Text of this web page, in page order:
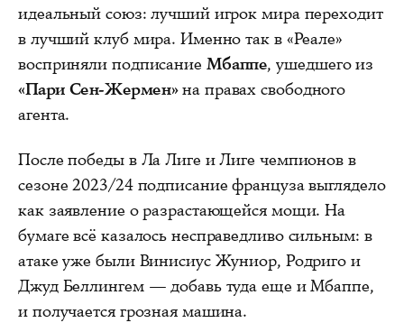
идеальный союз: лучший игрок мира переходит
в лучший клуб мира. Именно так в «Реале»
восприняли подписание Мбаппе, ушедшего из
«Пари Сен-Жермен»на правах свободного
агента.
После победы в Ла Лиге и Лиге чемпионов в
сезоне 2023/24 подписание француза выглядело
как заявление о разрастающейся мощи. На
бумаге всё казалось несправедливо сильным: в
атаке уже были Винисиус Жуниор, Родриго и
Джуд Беллингем — добавь туда еще и Мбаппе,
и получается грозная машина.